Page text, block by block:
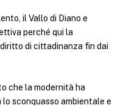
il Vallo di Diano e
perché qui la
di cittadinanza fin dai
che la modernità ha
sconquasso ambientale e